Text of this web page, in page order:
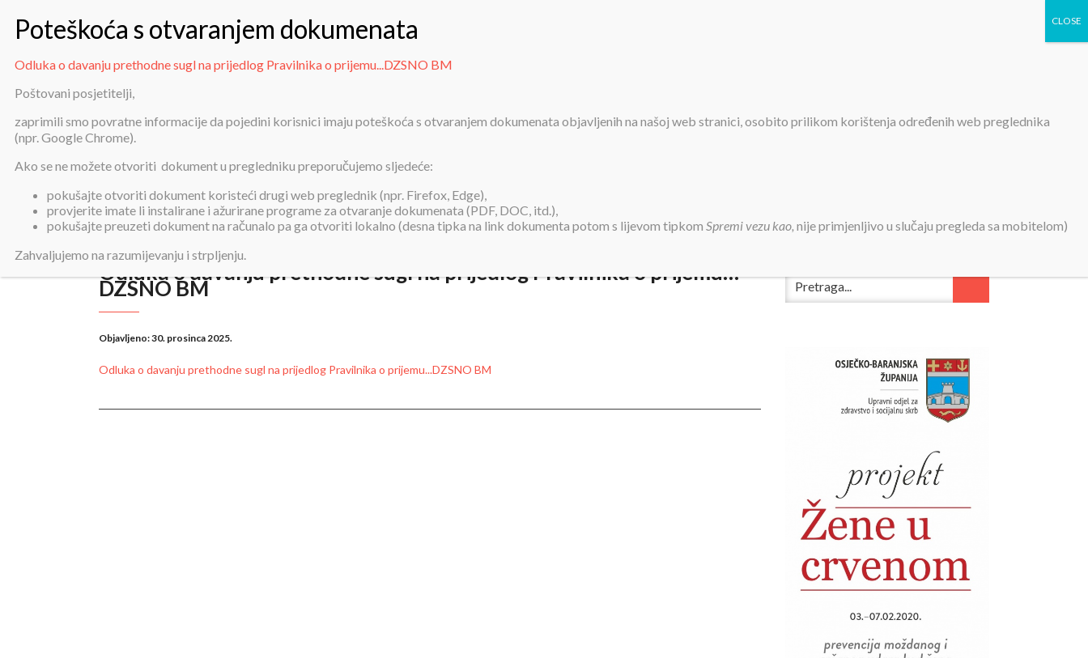
Odluka o davanju prethodne sugl na prijedlog Pravilnika o prijemu…
DZSNO BM
Objavljeno:30. prosinca 2025.
Odluka o davanju prethodne sugl na prijedlog Pravilnika o prijemu...DZSNO BM
Odluka o davanju prethodne sugl na prijedlog Pravilnika o prijemu...DZSNO BM
Poštovani posjetitelji,
zaprimili smo povratne informacije da pojedini korisnici imaju poteškoća s otvaranjem dokumenata objavljenih na našoj web stranici, osobito prilikom korištenja određenih web preglednika
(npr. Google Chrome).
Ako se ne možete otvoriti dokument u pregledniku preporučujemo sljedeće:
pokušajte otvoriti dokument koristeći drugi web preglednik (npr. Firefox, Edge),
provjerite imate li instalirane i ažurirane programe za otvaranje dokumenata (PDF, DOC, itd.),
pokušajte preuzeti dokument na računalo pa ga otvoriti lokalno (desna tipka na link dokumenta potom s lijevom tipkom Spremi vezu kao, nije primjenljivo u slučaju pregleda sa mobitelom)
Zahvaljujemo na razumijevanju i strpljenju.